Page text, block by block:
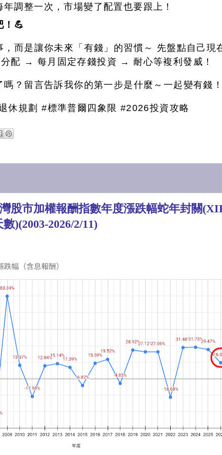
調整一次，市場變了配置也要跟上！
！💪
而是讓你未來「有錢」的習慣～ 先盤點自己現
配 → 每月固定存錢投資 → 耐心等複利發威！
？留言告訴我你的第一步是什麼～一起變有錢
休規劃 #標準普爾四象限 #2026投資攻略
股市加權報酬指數年度漲跌幅蛇年封關
)(2003-2026/2/11)